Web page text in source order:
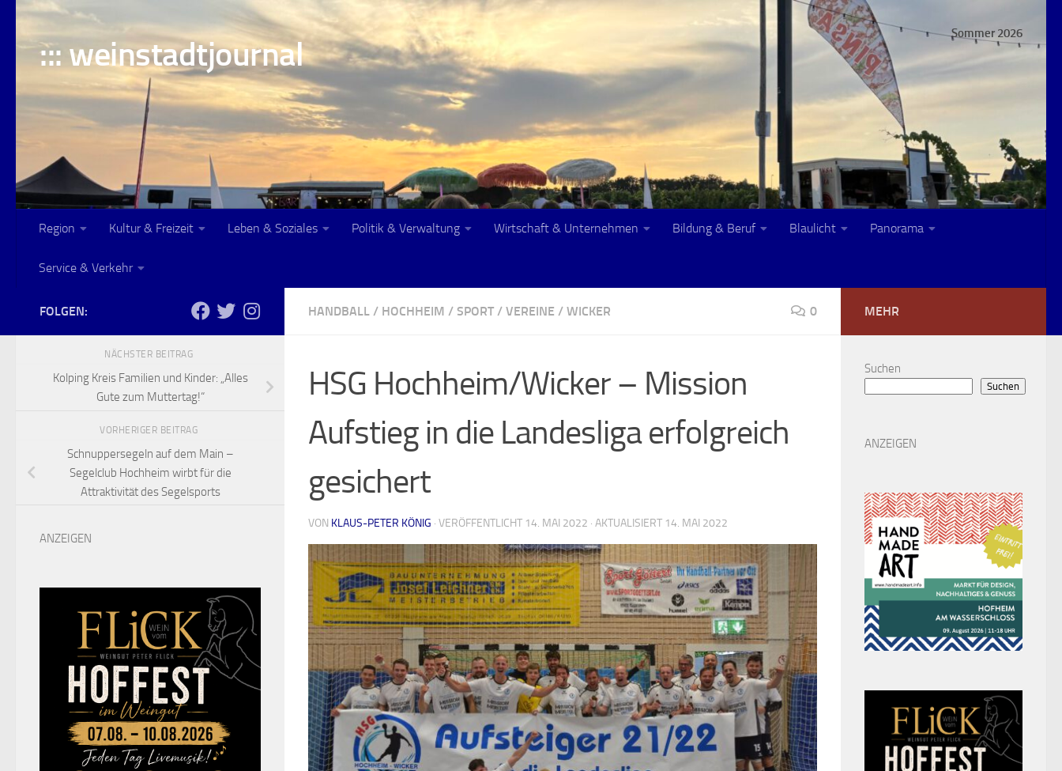
Skip to content
::: weinstadtjournal
Sommer 2026
Region Kultur & Freizeit Leben & Soziales Politik & Verwaltung Wirtschaft & Unternehmen Bildung & Beruf Blaulicht Panorama
Service & Verkehr
HANDBALL / HOCHHEIM / SPORT / VEREINE / WICKER 0
HSG Hochheim/Wicker – Mission
Aufstieg in die Landesliga erfolgreich
gesichert
VON KLAUS-PETER KÖNIG · VERÖFFENTLICHT 14. MAI 2022 · AKTUALISIERT 14. MAI 2022
FOLGEN:
NÄCHSTER BEITRAG
Kolping Kreis Familien und Kinder: „Alles
Gute zum Muttertag!“
VORHERIGER BEITRAG
Schnuppersegeln auf dem Main –
Segelclub Hochheim wirbt für die
Attraktivität des Segelsports
ANZEIGEN
MEHR
Suchen
Suchen
ANZEIGEN